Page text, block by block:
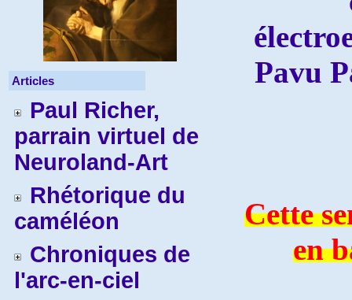
Articles
Paul Richer,
parrain virtuel de
Neuroland-Art
Rhétorique du
caméléon
Chroniques de
l'arc-en-ciel
Pavu
Cette
en